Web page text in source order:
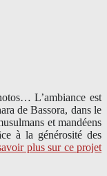
L’ambiance est
de Bassora, dans le
et mandéens
à la générosité des
plus sur ce projet